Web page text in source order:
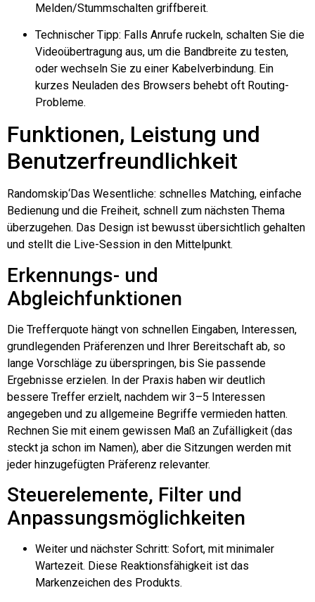
Melden/Stummschalten griffbereit.
Technischer Tipp: Falls Anrufe ruckeln, schalten Sie die
Videoübertragung aus, um die Bandbreite zu testen,
oder wechseln Sie zu einer Kabelverbindung. Ein
kurzes Neuladen des Browsers behebt oft Routing-
Probleme.
Funktionen, Leistung und
Benutzerfreundlichkeit
Randomskip‘Das Wesentliche: schnelles Matching, einfache
Bedienung und die Freiheit, schnell zum nächsten Thema
überzugehen. Das Design ist bewusst übersichtlich gehalten
und stellt die Live-Session in den Mittelpunkt.
Erkennungs- und
Abgleichfunktionen
Die Trefferquote hängt von schnellen Eingaben, Interessen,
grundlegenden Präferenzen und Ihrer Bereitschaft ab, so
lange Vorschläge zu überspringen, bis Sie passende
Ergebnisse erzielen. In der Praxis haben wir deutlich
bessere Treffer erzielt, nachdem wir 3–5 Interessen
angegeben und zu allgemeine Begriffe vermieden hatten.
Rechnen Sie mit einem gewissen Maß an Zufälligkeit (das
steckt ja schon im Namen), aber die Sitzungen werden mit
jeder hinzugefügten Präferenz relevanter.
Steuerelemente, Filter und
Anpassungsmöglichkeiten
Weiter und nächster Schritt: Sofort, mit minimaler
Wartezeit. Diese Reaktionsfähigkeit ist das
Markenzeichen des Produkts.